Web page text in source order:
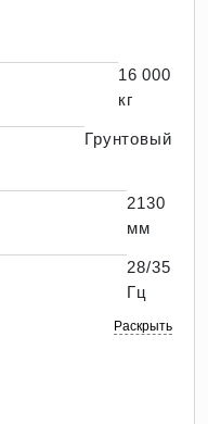
16 000
кг
Грунтовый
2130
мм
28/35
Гц
Раскрыть